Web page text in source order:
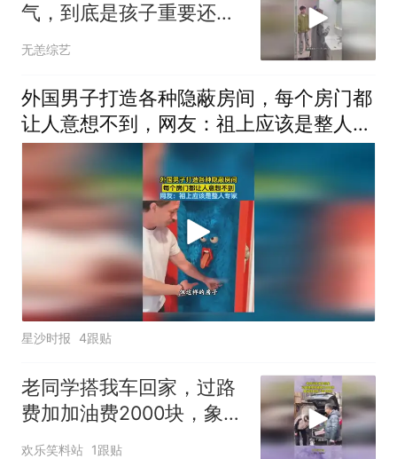
气，到底是孩子重要还是
化妆重要
无恙综艺
外国男子打造各种隐蔽房间，每个房门都
让人意想不到，网友：祖上应该是整人专
家
星沙时报 4跟贴
老同学搭我车回家，过路
费加加油费2000块，象征
性的收了他1000
欢乐笑料站 1跟贴